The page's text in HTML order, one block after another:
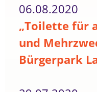
06.08.2020
„Toilette für
und
Bürgerpark